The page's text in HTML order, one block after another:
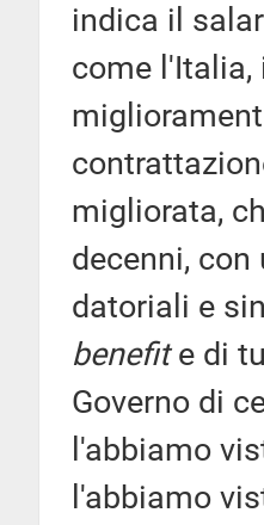
indica il
come l'Italia,
migliorata,
decenni,
datoriali e
benefite di
Governo di
l'abbiamo
l'abbiamo